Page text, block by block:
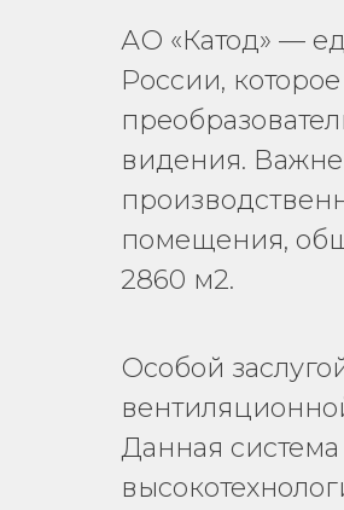
АО «Катод» —
России,
видения.
помещения,
2860 м2.
Особой
Данная